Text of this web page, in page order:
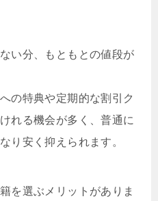
い分、もともとの値段が
の特典や定期的な割引ク
れる機会が多く、普通に
り安く抑えられます。
を選ぶメリットがありま